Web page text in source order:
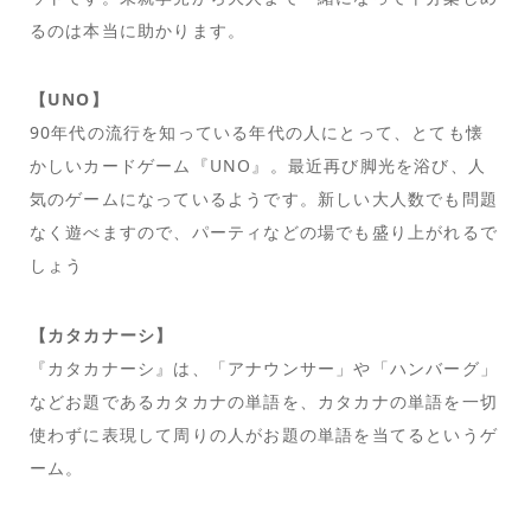
るのは本当に助かります。
【UNO】
90年代の流行を知っている年代の人にとって、とても懐
かしいカードゲーム『UNO』。最近再び脚光を浴び、人
気のゲームになっているようです。新しい大人数でも問題
なく遊べますので、パーティなどの場でも盛り上がれるで
しょう
【カタカナーシ】
『カタカナーシ』は、「アナウンサー」や「ハンバーグ」
などお題であるカタカナの単語を、カタカナの単語を一切
使わずに表現して周りの人がお題の単語を当てるというゲ
ーム。